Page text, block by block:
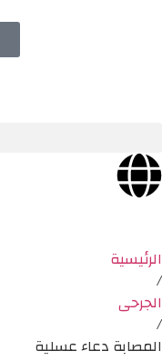
الرئيسية
/
الجرحى
/
المصابة دعاء عسلية